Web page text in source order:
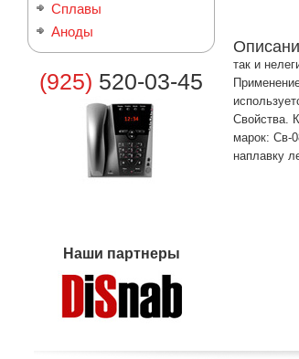
Сплавы
Аноды
(925) 520-03-45
Наши партнеры
так и
Свойства.
марок: Св-
наплавку